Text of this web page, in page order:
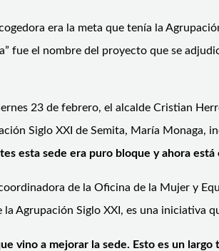
era la meta que tenía la
fue el nombre del proyecto que se
23 de febrero, el alcalde Cristian
Siglo XXI de Semita, María Monaga,
esta sede era puro bloque y ahora
de la Oficina de la Mujer y
la Agrupación Siglo XXI, es una iniciativa
vino a mejorar la sede. Esto es un